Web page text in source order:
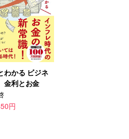
わかる ビジネ
利とお金
円